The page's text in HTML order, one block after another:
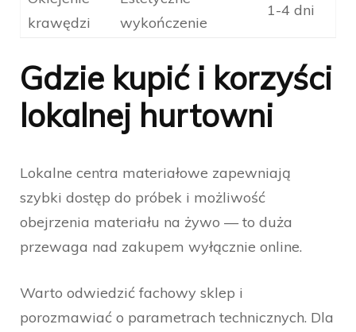
krawędzi
wykończenie
1-4 dni
Gdzie kupić i korzyści
lokalnej hurtowni
Lokalne centra materiałowe zapewniają
szybki dostęp do próbek i możliwość
obejrzenia materiału na żywo — to duża
przewaga nad zakupem wyłącznie online.
Warto odwiedzić fachowy sklep i
porozmawiać o parametrach technicznych. Dla